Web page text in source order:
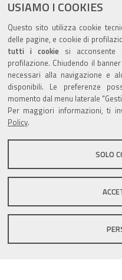
USIAMO I COOKIES
Questo sito utilizza cookie
delle pagine, e cookie di
tutti i cookiesi acconsente
profilazione. Chiudendo il
necessari alla navigazione e
disponibili. Le preferenze
momento dal menu laterale
Per maggiori informazioni, ti
Policy.
SOLO
ZolaGram - il canale
Predosa
Sito istituzionale